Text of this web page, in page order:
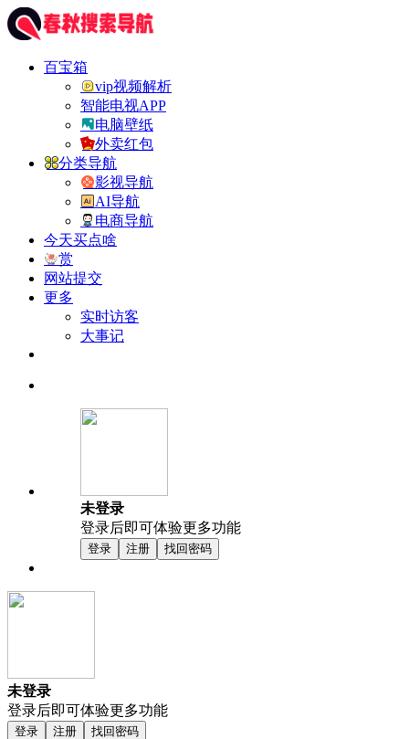
百宝箱
vip视频解析
智能电视APP
电脑壁纸
外卖红包
分类导航
影视导航
AI导航
电商导航
今天买点啥
赏
网站提交
更多
实时访客
大事记
未登录
登录后即可体验更多功能
登录 注册 找回密码
未登录
登录后即可体验更多功能
登录 注册 找回密码